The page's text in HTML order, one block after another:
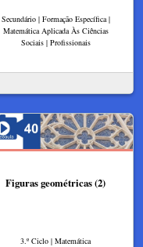
Secundário | Formação Específica |
Matemática Aplicada Às Ciências
Sociais | Profissionais
Figuras geométricas (2)
3.º Ciclo | Matemática